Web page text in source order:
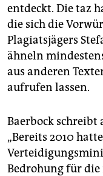
epaper login
entdeckt. Die taz
die sich die
Plagiatsjägers
ähneln
aus anderen
aufrufen lassen.
Baerbock schreibt
„Bereits 2010
Bedrohung für die